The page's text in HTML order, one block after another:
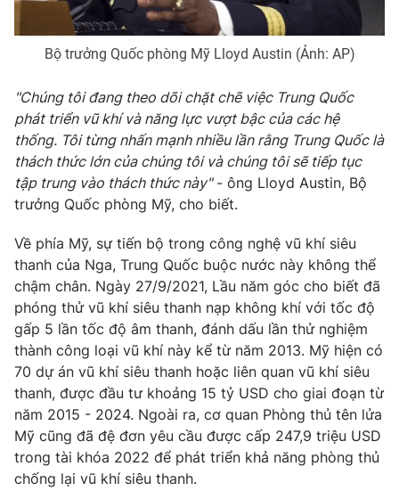
Bộ trưởng Quốc phòng Mỹ Lloyd Austin (Ảnh: AP)
"Chúng tôi đang theo dõi chặt chẽ việc Trung Quốc
phát triển vũ khí và năng lực vượt bậc của các hệ
thống. Tôi từng nhấn mạnh nhiều lần rằng Trung Quốc là
thách thức lớn của chúng tôi và chúng tôi sẽ tiếp tục
tập trung vào thách thức này"- ông Lloyd Austin, Bộ
trưởng Quốc phòng Mỹ, cho biết.
Về phía Mỹ, sự tiến bộ trong công nghệ vũ khí siêu
thanh của Nga, Trung Quốc buộc nước này không thể
chậm chân. Ngày 27/9/2021, Lầu năm góc cho biết đã
phóng thử vũ khí siêu thanh nạp không khí với tốc độ
gấp 5 lần tốc độ âm thanh, đánh dấu lần thử nghiệm
thành công loại vũ khí này kể từ năm 2013. Mỹ hiện có
70 dự án vũ khí siêu thanh hoặc liên quan vũ khí siêu
thanh, được đầu tư khoảng 15 tỷ USD cho giai đoạn từ
năm 2015 - 2024. Ngoài ra, cơ quan Phòng thủ tên lửa
Mỹ cũng đã đệ đơn yêu cầu được cấp 247,9 triệu USD
trong tài khóa 2022 để phát triển khả năng phòng thủ
chống lại vũ khí siêu thanh.